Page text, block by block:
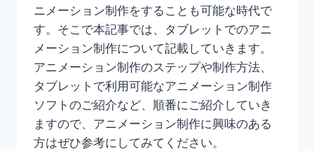
ニメーション制作をすることも可能な時代で
す。そこで本記事では、タブレットでのアニ
メーション制作について記載していきます。
アニメーション制作のステップや制作方法、
タブレットで利用可能なアニメーション制作
ソフトのご紹介など、順番にご紹介していき
ますので、アニメーション制作に興味のある
方はぜひ参考にしてみてください。